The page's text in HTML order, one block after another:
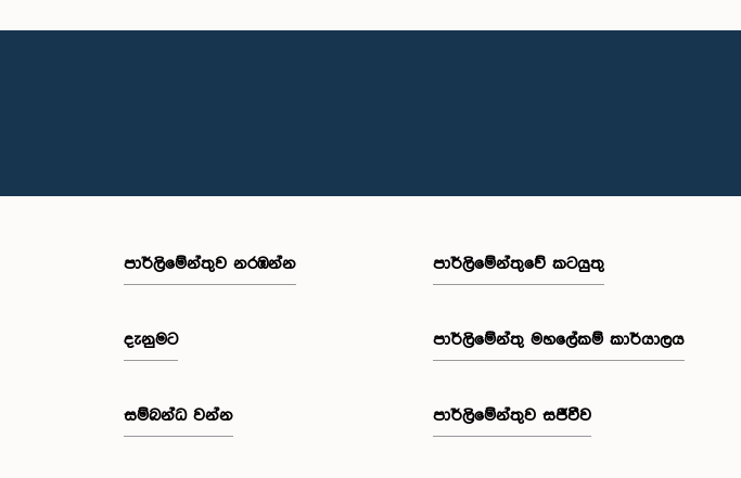
පාර්ලි‌මේන්තුව නරඹන්න
දැනුමට
සම්බන්ධ වන්න
පාර්ලිමේන්තුවේ කටයුතු
පාර්ලිමේන්තු මහලේකම් කාර්යාලය
පාර්ලිමේන්තුව සජීවීව